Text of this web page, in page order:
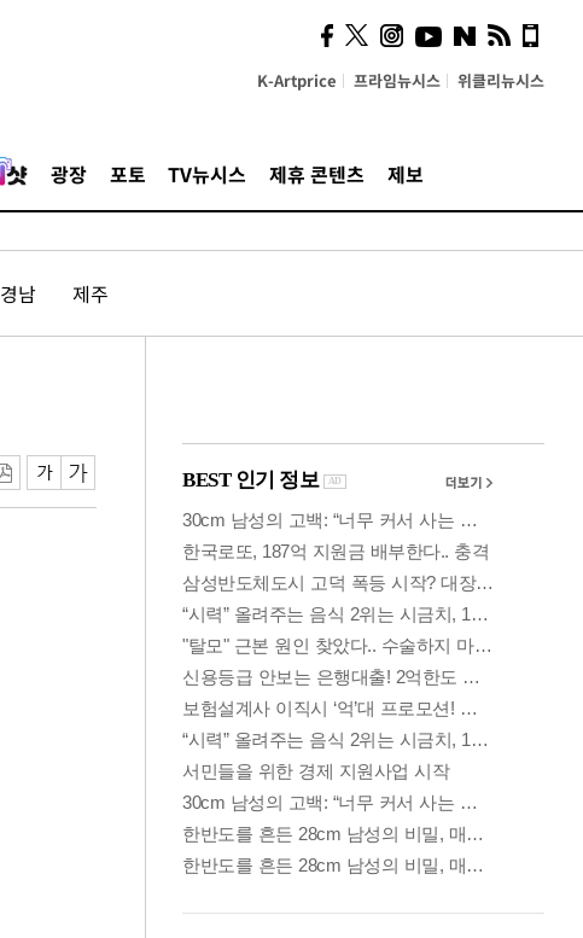
K-Artprice 프라임뉴시스 위클리뉴시스
광장 포토 TV뉴시스 제휴 콘텐츠 제보
경남 제주
사이 해답 찾았죠"…알을
깨고 나온 '초자아'